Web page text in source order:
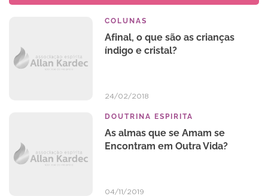
COLUNAS
Afinal, o que são as crianças
índigo e cristal?
24/02/2018
DOUTRINA ESPIRITA
As almas que se Amam se
Encontram em Outra Vida?
04/11/2019